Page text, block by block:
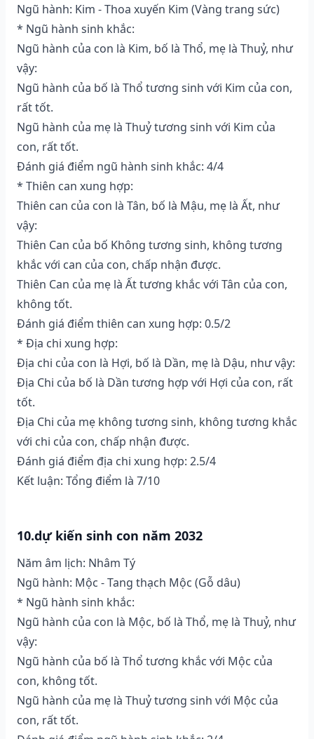
Ngũ hành: Kim - Thoa xuyến Kim (Vàng trang sức)
* Ngũ hành sinh khắc:
Ngũ hành của con là Kim, bố là Thổ, mẹ là Thuỷ, như
vậy:
Ngũ hành của bố là Thổ tương sinh với Kim của con,
rất tốt.
Ngũ hành của mẹ là Thuỷ tương sinh với Kim của
con, rất tốt.
Đánh giá điểm ngũ hành sinh khắc: 4/4
* Thiên can xung hợp:
Thiên can của con là Tân, bố là Mậu, mẹ là Ất, như
vậy:
Thiên Can của bố Không tương sinh, không tương
khắc với can của con, chấp nhận được.
Thiên Can của mẹ là Ất tương khắc với Tân của con,
không tốt.
Đánh giá điểm thiên can xung hợp: 0.5/2
* Địa chi xung hợp:
Địa chi của con là Hợi, bố là Dần, mẹ là Dậu, như vậy:
Địa Chi của bố là Dần tương hợp với Hợi của con, rất
tốt.
Địa Chi của mẹ không tương sinh, không tương khắc
với chi của con, chấp nhận được.
Đánh giá điểm địa chi xung hợp: 2.5/4
Kết luận: Tổng điểm là 7/10
10.dự kiến sinh con năm 2032
Năm âm lịch: Nhâm Tý
Ngũ hành: Mộc - Tang thạch Mộc (Gỗ dâu)
* Ngũ hành sinh khắc:
Ngũ hành của con là Mộc, bố là Thổ, mẹ là Thuỷ, như
vậy:
Ngũ hành của bố là Thổ tương khắc với Mộc của
con, không tốt.
Ngũ hành của mẹ là Thuỷ tương sinh với Mộc của
con, rất tốt.